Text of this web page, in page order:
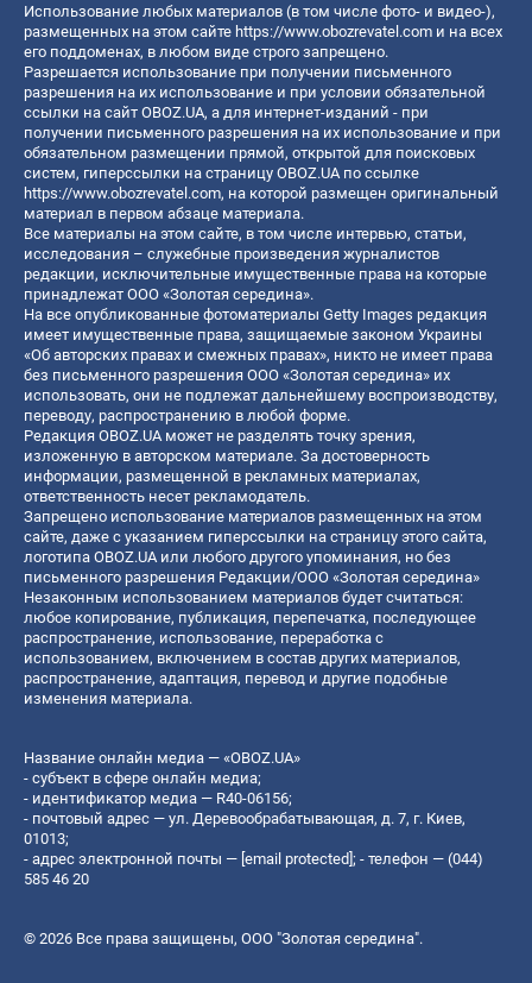
Использование любых материалов (в том числе фото- и видео-),
размещенных на этом сайте https://www.obozrevatel.com и на всех
его поддоменах, в любом виде строго запрещено.
Разрешается использование при получении письменного
разрешения на их использование и при условии обязательной
ссылки на сайт OBOZ.UA, а для интернет-изданий - при
получении письменного разрешения на их использование и при
обязательном размещении прямой, открытой для поисковых
систем, гиперссылки на страницу OBOZ.UA по ссылке
https://www.obozrevatel.com, на которой размещен оригинальный
материал в первом абзаце материала.
Все материалы на этом сайте, в том числе интервью, статьи,
исследования – служебные произведения журналистов
редакции, исключительные имущественные права на которые
принадлежат ООО «Золотая середина».
На все опубликованные фотоматериалы Getty Images редакция
имеет имущественные права, защищаемые законом Украины
«Об авторских правах и смежных правах», никто не имеет права
без письменного разрешения ООО «Золотая середина» их
использовать, они не подлежат дальнейшему воспроизводству,
переводу, распространению в любой форме.
Редакция OBOZ.UA может не разделять точку зрения,
изложенную в авторском материале. За достоверность
информации, размещенной в рекламных материалах,
ответственность несет рекламодатель.
Запрещено использование материалов размещенных на этом
сайте, даже с указанием гиперссылки на страницу этого сайта,
логотипа OBOZ.UA или любого другого упоминания, но без
письменного разрешения Редакции/ООО «Золотая середина»
Незаконным использованием материалов будет считаться:
любое копирование, публикация, перепечатка, последующее
распространение, использование, переработка с
использованием, включением в состав других материалов,
распространение, адаптация, перевод и другие подобные
изменения материала.
Название онлайн медиа — «OBOZ.UA»
- субъект в сфере онлайн медиа;
- идентификатор медиа — R40-06156;
- почтовый адрес — ул. Деревообрабатывающая, д. 7, г. Киев,
01013;
- адрес электронной почты — [email protected]; - телефон — (044)
585 46 20
© 2026 Все права защищены, ООО "Золотая середина".